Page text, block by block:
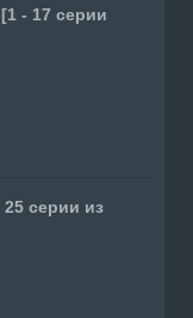
- 17 серии
серии из